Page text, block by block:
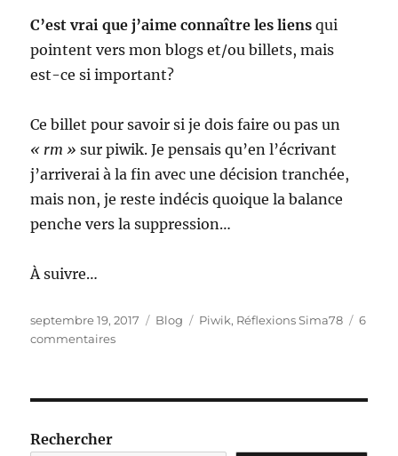
C’est vrai que j’aime connaître les liens qui
pointent vers mon blogs et/ou billets, mais
est-ce si important?
Ce billet pour savoir si je dois faire ou pas un
« rm » sur piwik. Je pensais qu’en l’écrivant
j’arriverai à la fin avec une décision tranchée,
mais non, je reste indécis quoique la balance
penche vers la suppression…
À suivre…
Publié
le
septembre 19, 2017 Catégories
Blog Étiquettes
Piwik, Réflexions Sima78
6
commentairessur
Rechercher